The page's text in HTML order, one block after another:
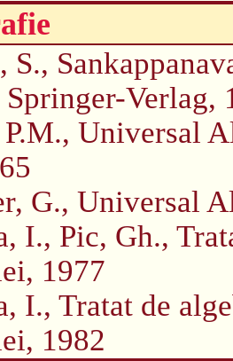
S.,
Verlag,
Universal
G., Universal
I., Pic, Gh.,
1977
I., Tratat de
1982